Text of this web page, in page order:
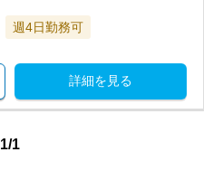
週4日勤務可
詳細を見る
1/1